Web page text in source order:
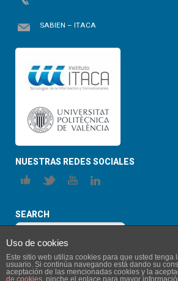
SABIEN – ITACA
NUESTRAS REDES SOCIALES
SEARCH
Uso de cookies
Este sitio web utiliza cookies para que usted tenga
usuario. Si continúa navegando está dando su
aceptación de las mencionadas cookies y la
de cookies , pinche el enlace para mayor